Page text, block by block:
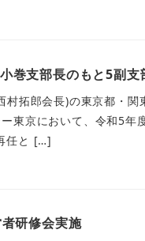
巻支部長のもと5副支
拓郎会長)の東京都・関
東京において、令和5年
任と […]
研修会実施